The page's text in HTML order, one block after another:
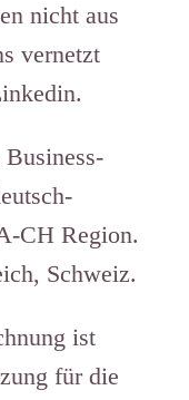
nicht aus
vernetzt
CH Region.
Schweiz.
ist
für die